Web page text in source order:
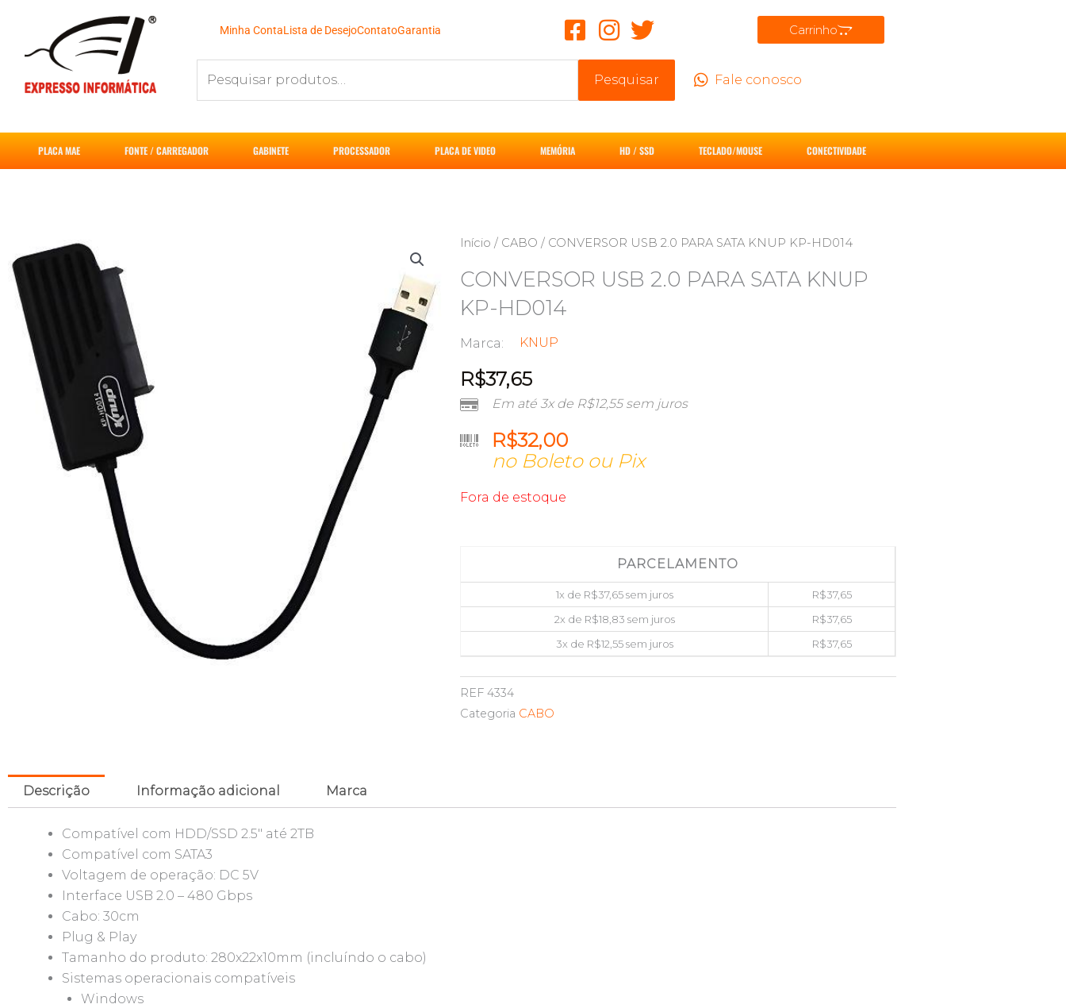
conteúdo
Minha ContaLista de DesejoContatoGarantia Carrinho
por:
Pesquisar Fale conosco
PLACA MAE FONTE / CARREGADOR GABINETE PROCESSADOR PLACA DE VIDEO MEMÓRIA HD / SSD TECLADO/MOUSE CONECTIVIDADE
Início / CABO / CONVERSOR USB 2.0 PARA SATA KNUP KP-HD014
CONVERSOR USB 2.0 PARA SATA KNUP
KP-HD014
Marca: KNUP
R$37,65
Em até 3x de R$12,55sem juros
R$32,00
no Boleto ou Pix
Fora de estoque
PARCELAMENTO
1x de R$37,65sem juros R$37,65
2x de R$18,83 sem juros R$37,65
3x de R$12,55sem juros R$37,65
REF 4334
Categoria CABO
Descrição Informação adicional Marca
Compatível com HDD/SSD 2.5″ até 2TB
Compatível com SATA3
Voltagem de operação: DC 5V
Interface USB 2.0 – 480 Gbps
Cabo: 30cm
Plug & Play
Tamanho do produto: 280x22x10mm (incluíndo o cabo)
Sistemas operacionais compatíveis
Windows